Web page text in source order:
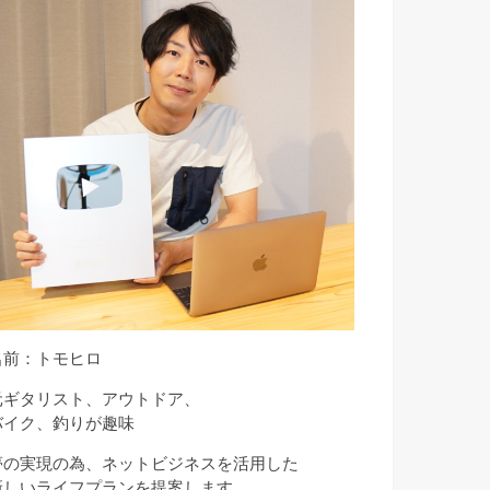
前：トモヒロ
タリスト、アウトドア、
イク、釣りが趣味
の実現の為、ネットビジネスを活用した